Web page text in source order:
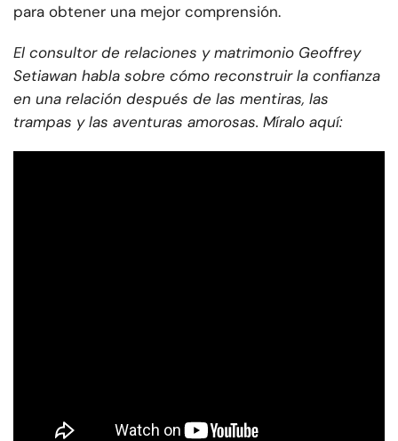
para obtener una mejor comprensión.
El consultor de relaciones y matrimonio Geoffrey
Setiawan habla sobre cómo reconstruir la confianza
en una relación después de las mentiras, las
trampas y las aventuras amorosas. Míralo aquí: